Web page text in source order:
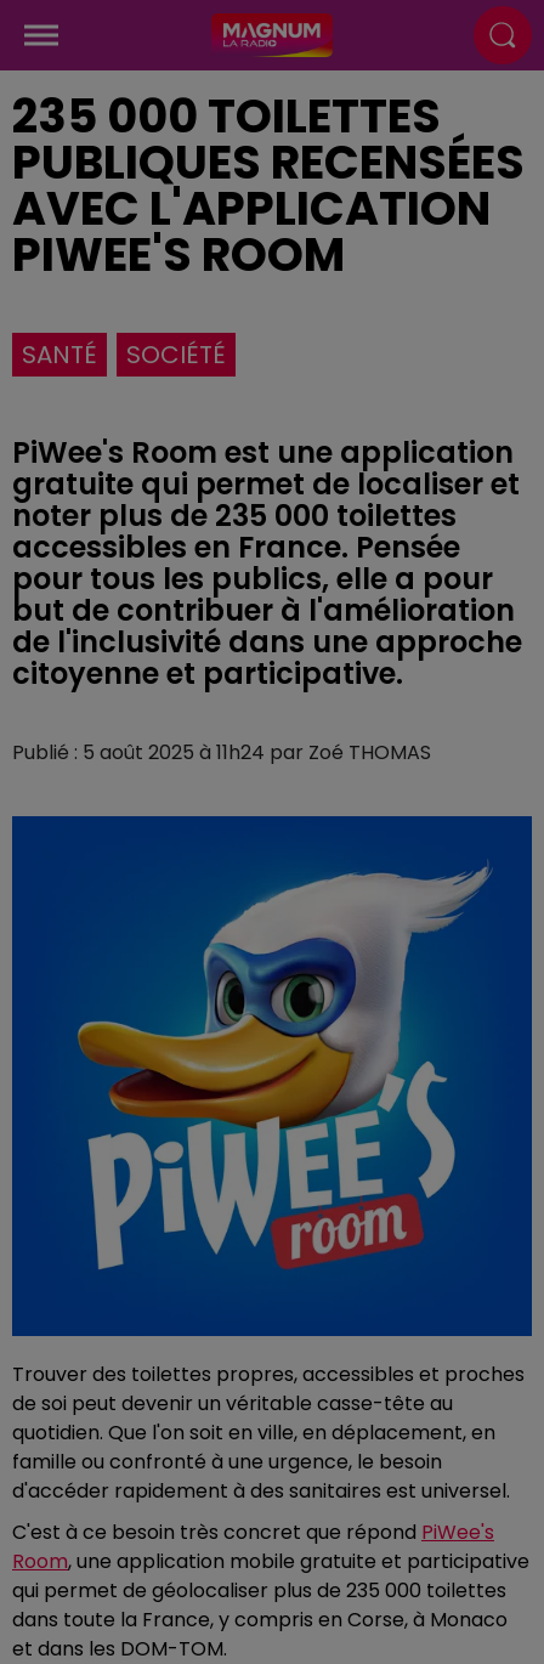
235 000 TOILETTES
PUBLIQUES RECENSÉES
AVEC L'APPLICATION
PIWEE'S ROOM
SANTÉ SOCIÉTÉ
PiWee's Room est une application
gratuite qui permet de localiser et
noter plus de 235 000 toilettes
accessibles en France. Pensée
pour tous les publics, elle a pour
but de contribuer à l'amélioration
de l'inclusivité dans une approche
citoyenne et participative.
Publié : 5 août 2025 à 11h24 par Zoé THOMAS
Trouver des toilettes propres, accessibles et proches
de soi peut devenir un véritable casse-tête au
quotidien. Que l'on soit en ville, en déplacement, en
famille ou confronté à une urgence, le besoin
d'accéder rapidement à des sanitaires est universel.
C'est à ce besoin très concret que répond PiWee's
Room, une application mobile gratuite et participative
qui permet de géolocaliser plus de 235 000 toilettes
dans toute la France, y compris en Corse, à Monaco
et dans les DOM-TOM.